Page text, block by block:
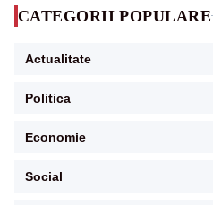
CATEGORII POPULARE
Actualitate
Politica
Economie
Social